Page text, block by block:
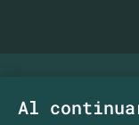
aviso legal|
Al